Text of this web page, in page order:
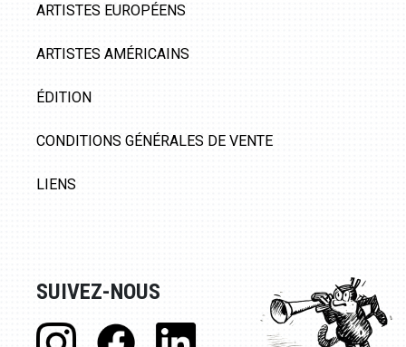
ARTISTES EUROPÉENS
ARTISTES AMÉRICAINS
ÉDITION
CONDITIONS GÉNÉRALES DE VENTE
LIENS
SUIVEZ-NOUS